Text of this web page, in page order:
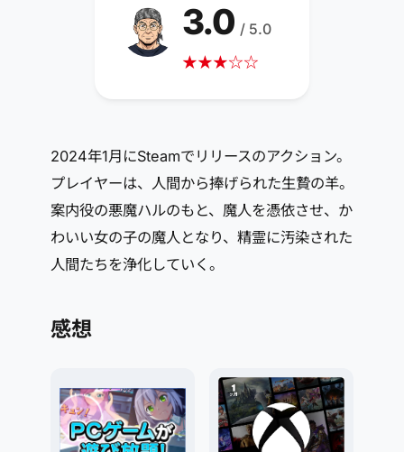
★★★☆☆
3.0 / 5.0
2024年1月にSteamでリリースのアクション。
プレイヤーは、人間から捧げられた生贄の羊。
案内役の悪魔ハルのもと、魔人を憑依させ、か
わいい女の子の魔人となり、精霊に汚染された
人間たちを浄化していく。
感想